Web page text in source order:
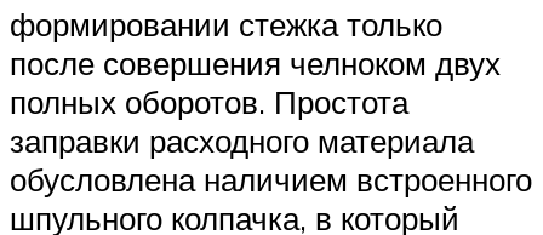
формировании стежка только
после совершения челноком двух
полных оборотов. Простота
заправки расходного материала
обусловлена наличием встроенного
шпульного колпачка, в который